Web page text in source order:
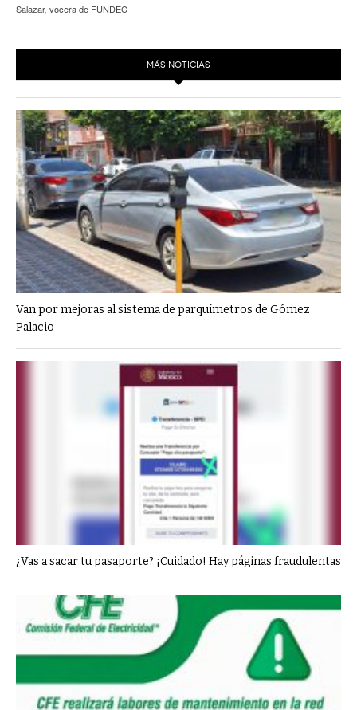
Salazar, vocera de FUNDEC
MÁS NOTICIAS
Van por mejoras al sistema de parquímetros de Gómez
Palacio
¿Vas a sacar tu pasaporte? ¡Cuidado! Hay páginas fraudulentas